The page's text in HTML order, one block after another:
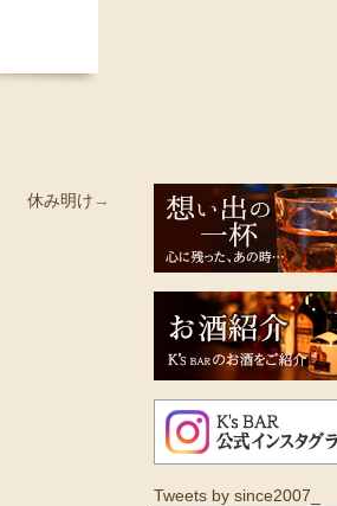
休み明け →
Tweets by since2007_